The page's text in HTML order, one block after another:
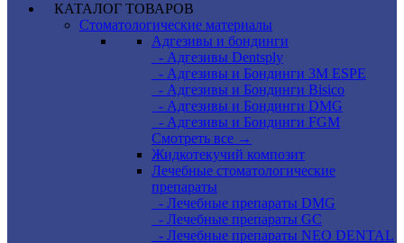
КАТАЛОГ ТОВАРОВ
Стоматологические материалы
Адгезивы и бондинги
- Адгезивы Dentsply
- Адгезивы и Бондинги 3M ESPE
- Адгезивы и Бондинги Bisico
- Адгезивы и Бондинги DMG
- Адгезивы и Бондинги FGM
Смотреть все →
Жидкотекучий композит
Лечебные стоматологические
препараты
- Лечебные препараты DMG
- Лечебные препараты GC
- Лечебные препараты NEO DENTAL